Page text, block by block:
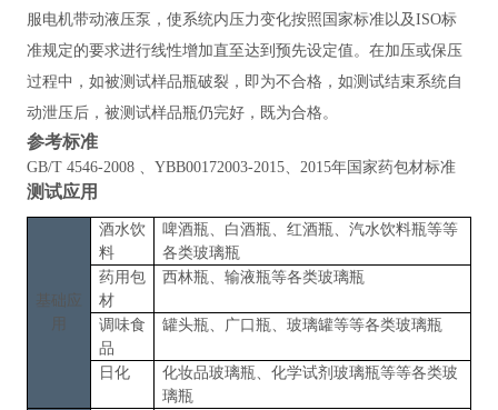
服电机带动液压泵，使系统内压力变化按照国家标准以及ISO标
准规定的要求进行线性增加直至达到预先设定值。在加压或保压
过程中，如被测试样品瓶破裂，即为不合格，如测试结束系统自
动泄压后，被测试样品瓶仍完好，既为合格。
参考标准
GB/T 4546-2008 、YBB00172003-2015、2015年国家药包材标准
测试应用
基础应
酒水饮
料
啤酒瓶、白酒瓶、红酒瓶、汽水饮料瓶等等
各类玻璃瓶
药用包
材
西林瓶、输液瓶等各类玻璃瓶
调味食
品
罐头瓶、广口瓶、玻璃罐等等各类玻璃瓶
日化 化妆品玻璃瓶、化学试剂玻璃瓶等等各类玻
璃瓶